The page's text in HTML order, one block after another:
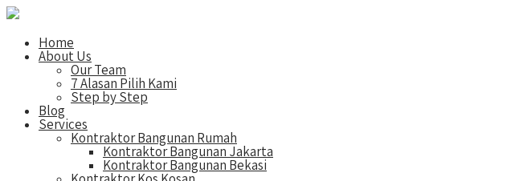
Home
About Us
Our Team
7 Alasan Pilih Kami
Step by Step
Blog
Services
Kontraktor Bangunan Rumah
Kontraktor Bangunan Jakarta
Kontraktor Bangunan Bekasi